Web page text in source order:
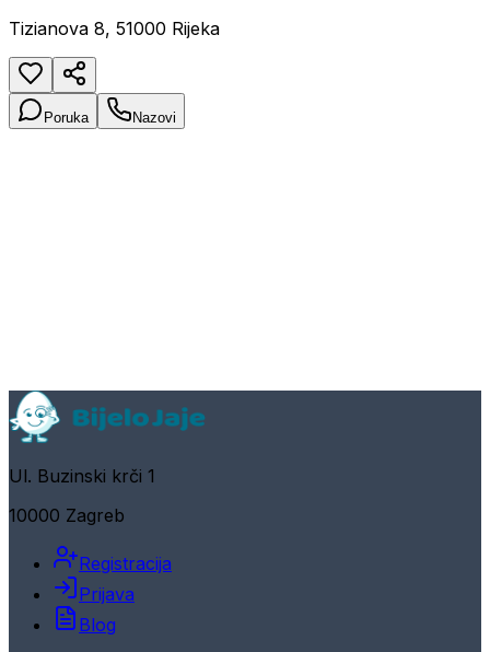
Tizianova 8, 51000 Rijeka
Poruka Nazovi
Ul. Buzinski krči 1
10000 Zagreb
Registracija
Prijava
Blog